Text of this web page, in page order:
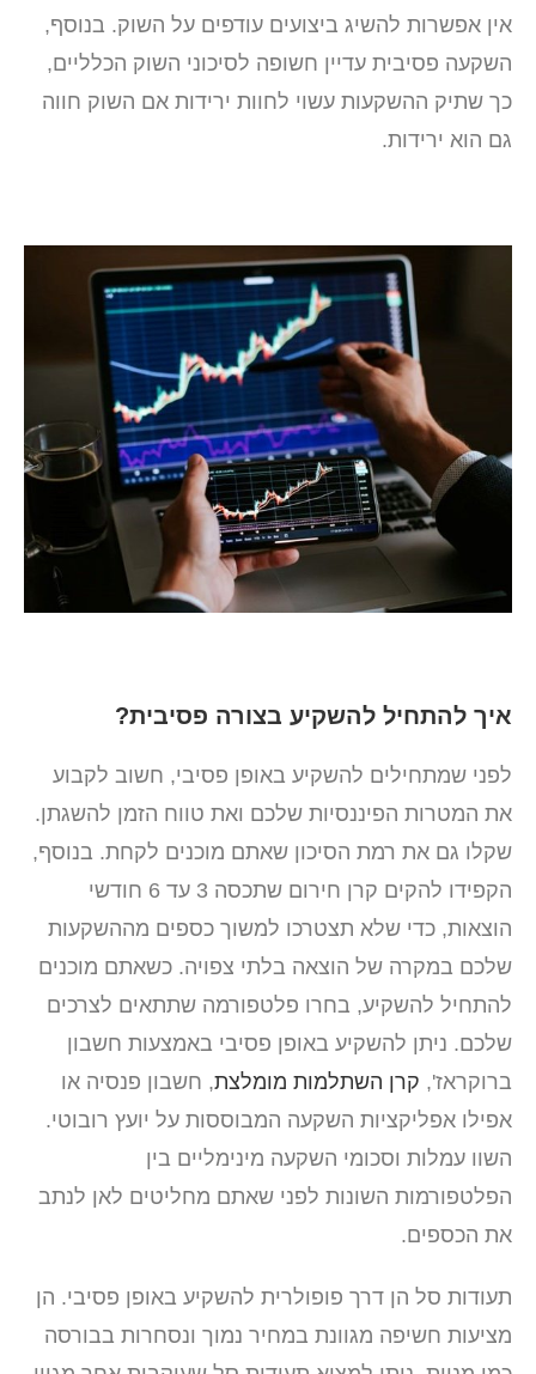
אין אפשרות להשיג ביצועים עודפים על השוק. בנוסף,
השקעה פסיבית עדיין חשופה לסיכוני השוק הכלליים,
כך שתיק ההשקעות עשוי לחוות ירידות אם השוק חווה
גם הוא ירידות.
איך להתחיל להשקיע בצורה פסיבית?
לפני שמתחילים להשקיע באופן פסיבי, חשוב לקבוע
את המטרות הפיננסיות שלכם ואת טווח הזמן להשגתן.
שקלו גם את רמת הסיכון שאתם מוכנים לקחת. בנוסף,
הקפידו להקים קרן חירום שתכסה 3 עד 6 חודשי
הוצאות, כדי שלא תצטרכו למשוך כספים מההשקעות
שלכם במקרה של הוצאה בלתי צפויה. כשאתם מוכנים
להתחיל להשקיע, בחרו פלטפורמה שתתאים לצרכים
שלכם. ניתן להשקיע באופן פסיבי באמצעות חשבון
ברוקראז', קרן השתלמות מומלצת, חשבון פנסיה או
אפילו אפליקציות השקעה המבוססות על יועץ רובוטי.
השוו עמלות וסכומי השקעה מינימליים בין
הפלטפורמות השונות לפני שאתם מחליטים לאן לנתב
את הכספים.
תעודות סל הן דרך פופולרית להשקיע באופן פסיבי. הן
מציעות חשיפה מגוונת במחיר נמוך ונסחרות בבורסה